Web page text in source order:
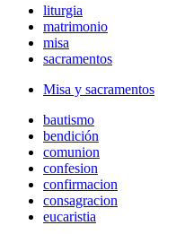
liturgia
matrimonio
misa
sacramentos
Misa y sacramentos
bautismo
bendición
comunion
confesion
confirmacion
consagracion
eucaristia